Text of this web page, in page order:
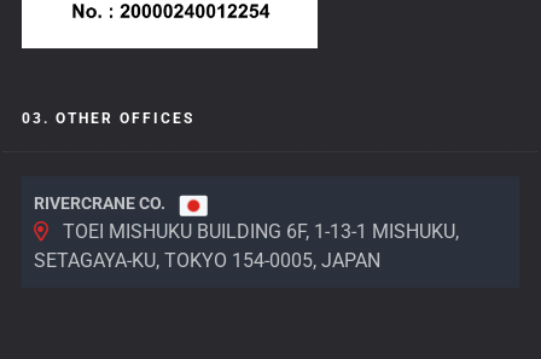
03. OTHER OFFICES
RIVERCRANE CO.
TOEI MISHUKU BUILDING 6F, 1-13-1 MISHUKU,
SETAGAYA-KU, TOKYO 154-0005, JAPAN